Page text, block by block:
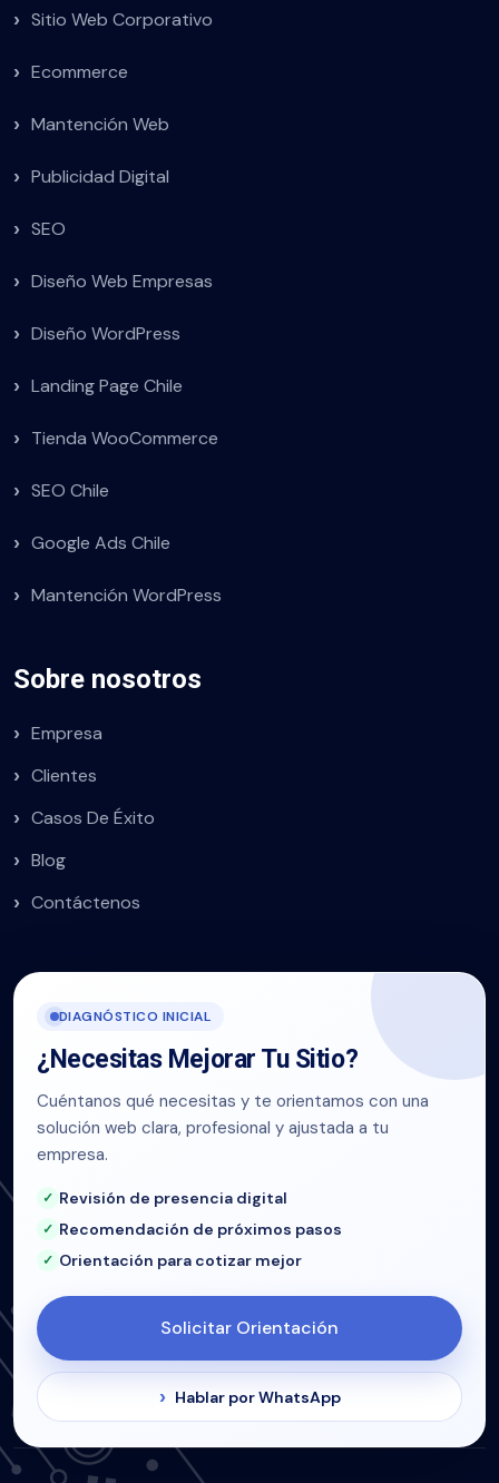
Sitio Web Corporativo
Ecommerce
Mantención Web
Publicidad Digital
SEO
Diseño Web Empresas
Diseño WordPress
Landing Page Chile
Tienda WooCommerce
SEO Chile
Google Ads Chile
Mantención WordPress
Sobre nosotros
Empresa
Clientes
Casos De Éxito
Blog
Contáctenos
DIAGNÓSTICO INICIAL
¿Necesitas Mejorar Tu Sitio?
Cuéntanos qué necesitas y te orientamos con una
solución web clara, profesional y ajustada a tu
empresa.
Revisión de presencia digital
Recomendación de próximos pasos
Orientación para cotizar mejor
Solicitar Orientación
Hablar por WhatsApp